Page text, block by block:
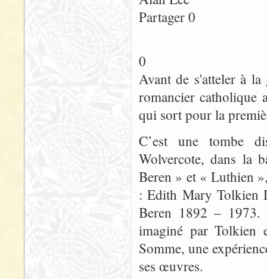
Partager 0
0
Avant de s'atteler à
romancier catholique
qui sort pour la
C’est une tombe
Wolvercote, dans la
Beren » et « Luthien
: Edith Mary Tolkien
Beren 1892 – 1973.
imaginé par Tolkien
Somme, une
ses œuvres.